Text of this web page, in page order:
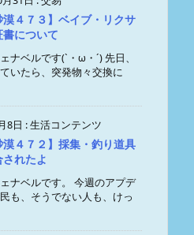
漠４７３】ベイブ・リクサ
について
ナベルです(`・ω・´) 先日、
いたら、突発物々交換に
8日 :生活コンテンツ
漠４７２】採集・釣り道具
れたよ
ナベルです。 今週のアプデ
も、そうでない人も、けっ